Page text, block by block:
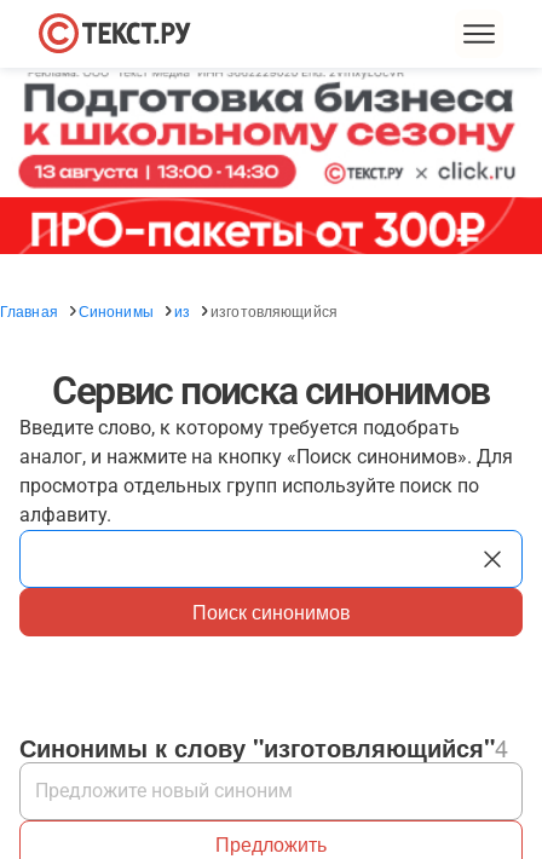
Главная Синонимы из изготовляющийся
Сервис поиска синонимов
Введите слово, к которому требуется подобрать
аналог, и нажмите на кнопку «Поиск синонимов». Для
просмотра отдельных групп используйте поиск по
алфавиту.
Поиск синонимов
Синонимы к слову "изготовляющийся"4
Предложить